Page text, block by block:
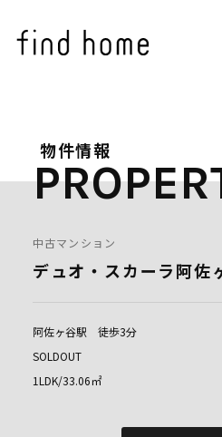
物件情報
中古マンション
デュオ・スカーラ阿佐
阿佐ヶ谷駅 徒歩3分
SOLDOUT
1LDK/33.06㎡